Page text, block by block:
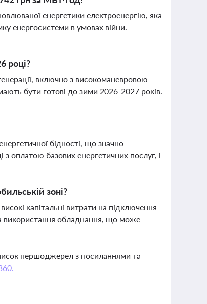
енергетики електроенергію, яка
енергосистеми в умовах війни.
році?
включно з високоманевровою
бути готові до зими 2026-2027 років.
бідності, що значно
оплатою базових енергетичних послуг, і
зоні?
капітальні витрати на підключення
використання обладнання, що може
першоджерел з посиланнями та